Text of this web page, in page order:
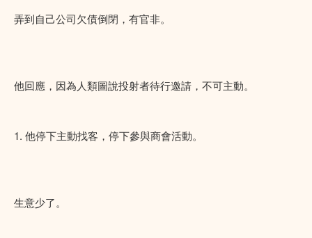
弄到自己公司欠債倒閉，有官非。
他回應，因為人類圖說投射者待行邀請，不可主動。
1. 他停下主動找客，停下參與商會活動。
生意少了。